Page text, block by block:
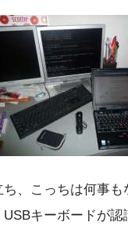
、こっちは何事
キーボードが